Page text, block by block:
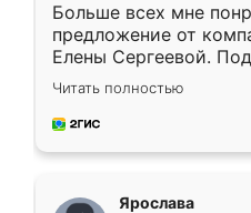
Больше всех мне
предложение от
Елены Сергеевой.
короткие сроки
для замера
предложил по моему
Читать полностью
Ярослава